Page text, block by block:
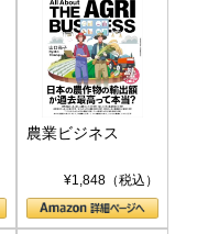
農業ビジネス
¥1,848（税込）